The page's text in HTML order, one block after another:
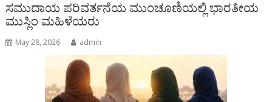
ಸಮುದಾಯ ಪರಿವರ್ತನೆಯ ಮುಂಚೂಣಿಯಲ್ಲಿ ಭಾರತೀಯ
ಮುಸ್ಲಿಂ ಮಹಿಳೆಯರು
May 28, 2026 admin